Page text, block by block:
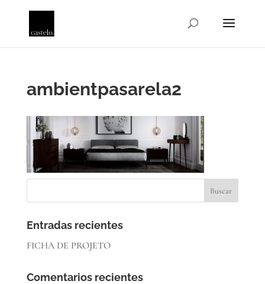
ambientpasarela2
Entradas recientes
FICHA DE PROJETO
Comentarios recientes